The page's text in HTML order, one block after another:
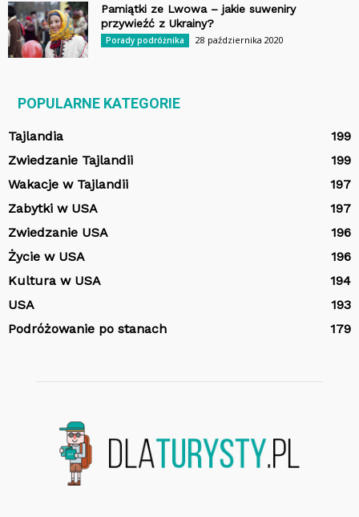
Pamiątki ze Lwowa – jakie suweniry
przywieźć z Ukrainy?
Porady podróżnika 28 października 2020
POPULARNE KATEGORIE
Tajlandia
199
Zwiedzanie Tajlandii
199
Wakacje w Tajlandii
197
Zabytki w USA
197
Zwiedzanie USA
196
Życie w USA
196
Kultura w USA
194
USA
193
Podróżowanie po stanach
179